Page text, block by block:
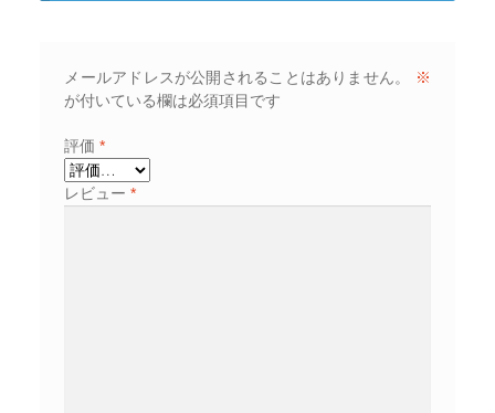
メールアドレスが公開されることはありません。
※
が付いている欄は必須項目です
評価*
レビュー*